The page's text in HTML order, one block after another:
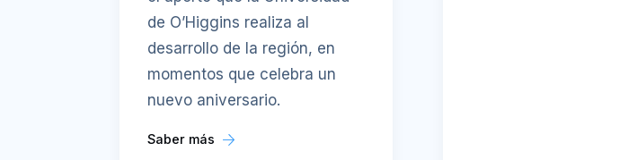
de O’Higgins realiza al
desarrollo de la región, en
momentos que celebra un
nuevo aniversario.
Saber más